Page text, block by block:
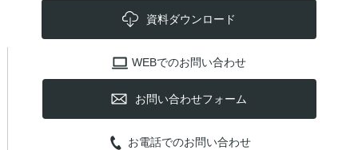
資料ダウンロード
WEBでのお問い合わせ
お問い合わせフォーム
お電話でのお問い合わせ